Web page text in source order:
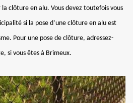
clôture en alu. Vous devez toutefois vous
si la pose d’une clôture en alu est
Pour une pose de clôture, adressez-
si vous êtes à Brimeux.